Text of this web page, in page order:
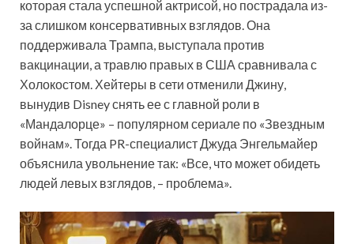
которая стала успешной актрисой, но пострадала из-
за слишком консервативных взглядов. Она
поддерживала Трампа, выступала против
вакцинации, а травлю правых в США сравнивала с
Холокостом. Хейтеры в сети отменили Джину,
вынудив Disney снять ее с главной роли в
«Мандалорце» – популярном сериале по «Звездным
войнам». Тогда PR-специалист Джуда Энгельмайер
объяснила увольнение так: «Все, что может обидеть
людей левых взглядов, – проблема».